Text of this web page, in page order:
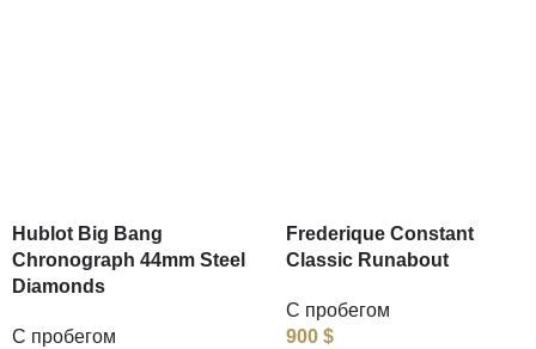
Hublot Big Bang
Chronograph 44mm Steel
Diamonds
С пробегом
Frederique Constant
Classic Runabout
С пробегом
900 $